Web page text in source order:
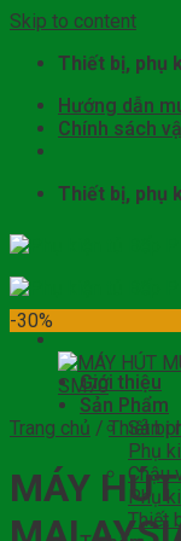
Skip to content
Thiết bị, phụ
Hướng dẫn
Chính sách
Thiết bị, phụ
Giới thiệu
Sản Phẩm
Sản
Phụ
Chậu
Phụ
Thiết
-30%
Trang chủ / Thiết bị
MÁY